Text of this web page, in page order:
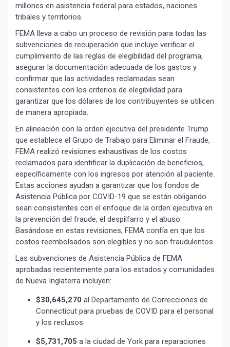
millones en asistencia federal para estados, naciones
tribales y territorios.
FEMA lleva a cabo un proceso de revisión para todas las
subvenciones de recuperación que incluye verificar el
cumplimiento de las reglas de elegibilidad del programa,
asegurar la documentación adecuada de los gastos y
confirmar que las actividades reclamadas sean
consistentes con los criterios de elegibilidad para
garantizar que los dólares de los contribuyentes se utilicen
de manera apropiada.
En alineación con la orden ejecutiva del presidente Trump
que establece el Grupo de Trabajo para Eliminar el Fraude,
FEMA realizó revisiones exhaustivas de los costos
reclamados para identificar la duplicación de beneficios,
específicamente con los ingresos por atención al paciente.
Estas acciones ayudan a garantizar que los fondos de
Asistencia Pública por COVID-19 que se están obligando
sean consistentes con el enfoque de la orden ejecutiva en
la prevención del fraude, el despilfarro y el abuso.
Basándose en estas revisiones, FEMA confía en que los
costos reembolsados son elegibles y no son fraudulentos.
Las subvenciones de Asistencia Pública de FEMA
aprobadas recientemente para los estados y comunidades
de Nueva Inglaterra incluyen:
$30,645,270 al Departamento de Correcciones de
Connecticut para pruebas de COVID para el personal
y los reclusos.
$5,731,705 a la ciudad de York para reparaciones